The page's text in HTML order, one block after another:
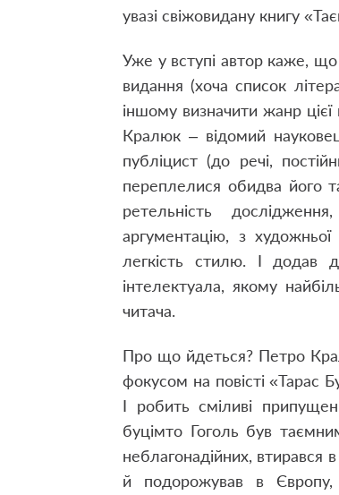
увазі свіжовидану книгу
Уже у вступі автор каже,
видання (хоча список
іншому визначити жанр
Кралюк – відомий
публіцист (до речі,
переплелися обидва його
ретельність
аргументацію, з
легкість стилю. І додав
інтелектуала, якому
читача.
Про що йдеться? Петро
фокусом на повісті «Тарас
І робить сміливі
буцімто Гоголь був
неблагонадійних, втирався
й подорожував в